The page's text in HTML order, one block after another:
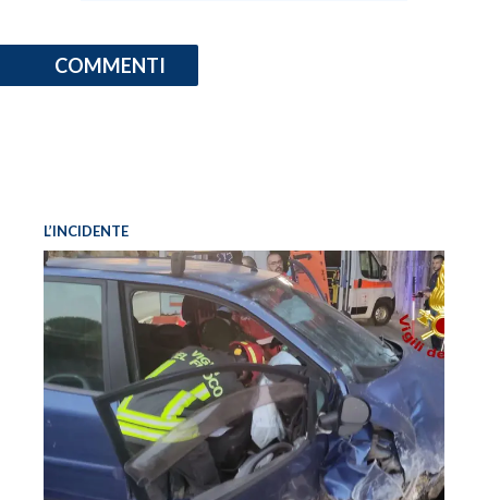
COMMENTI
L’INCIDENTE